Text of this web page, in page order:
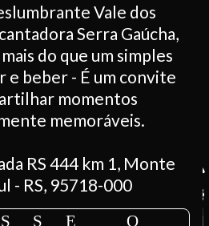
Vale dos
Serra Gaúcha,
do que um simples
e beber - É um convite
momentos
memoráveis.
RS 444 km 1, Monte
- RS, 95718-000
O